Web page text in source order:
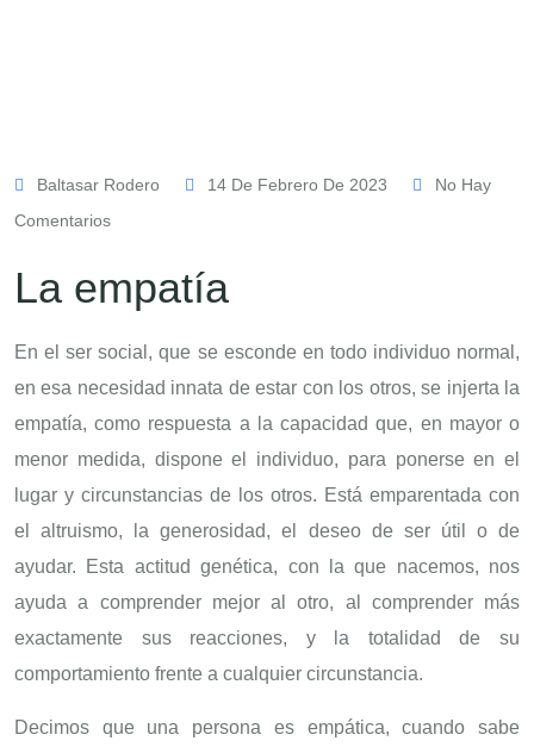
Baltasar Rodero 14 De Febrero De 2023
No Hay
Comentarios
La empatía
En el ser social, que se esconde en todo individuo normal,
en esa necesidad innata de estar con los otros, se injerta la
empatía, como respuesta a la capacidad que, en mayor o
menor medida, dispone el individuo, para ponerse en el
lugar y circunstancias de los otros. Está emparentada con
el altruismo, la generosidad, el deseo de ser útil o de
ayudar. Esta actitud genética, con la que nacemos, nos
ayuda a comprender mejor al otro, al comprender más
exactamente sus reacciones, y la totalidad de su
comportamiento frente a cualquier circunstancia.
Decimos que una persona es empática, cuando sabe